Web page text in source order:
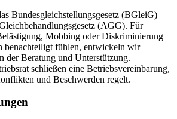
Bundesgleichstellungsgesetz (BGleiG)
(AGG). Für
Mobbing oder Diskriminierung
benachteiligt fühlen, entwickeln wir
der Beratung und Unterstützung.
schließen eine Betriebsvereinbarung,
und Beschwerden regelt.